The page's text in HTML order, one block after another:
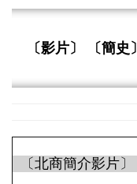
〔影片〕 〔簡史〕
〔北商簡介影片〕